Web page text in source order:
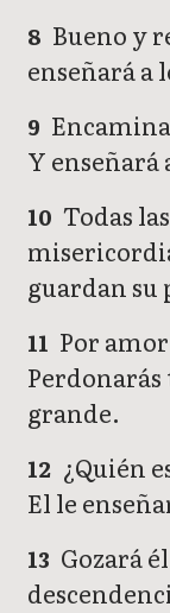
8 Bueno y
enseñará a
9
Y enseñará
10 Todas
guardan su
11 Por
grande.
12 ¿Quién
El le
13 Gozará